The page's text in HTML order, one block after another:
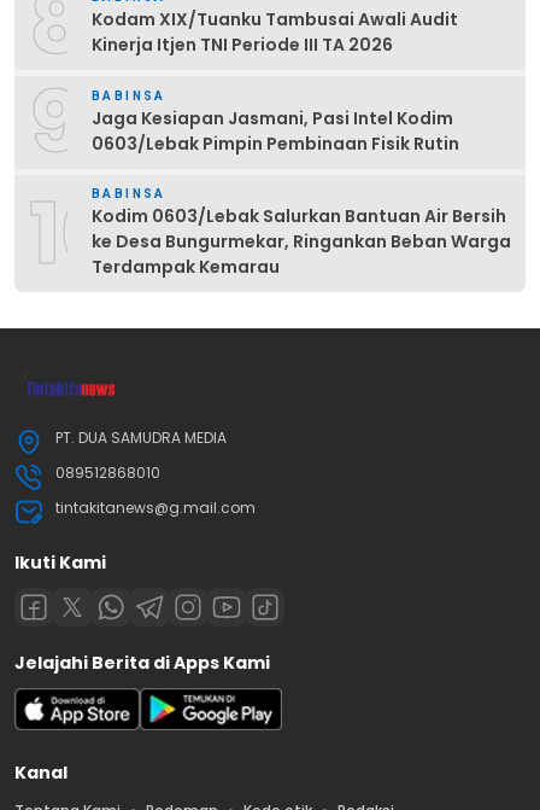
Kodam XIX/Tuanku Tambusai Awali Audit
Kinerja Itjen TNI Periode III TA 2026
9 BABINSA
Jaga Kesiapan Jasmani, Pasi Intel Kodim
0603/Lebak Pimpin Pembinaan Fisik Rutin
10BABINSA
Kodim 0603/Lebak Salurkan Bantuan Air Bersih
ke Desa Bungurmekar, Ringankan Beban Warga
Terdampak Kemarau
PT. DUA SAMUDRA MEDIA
089512868010
tintakitanews@g.mail.com
Ikuti Kami
Jelajahi Berita di Apps Kami
Kanal